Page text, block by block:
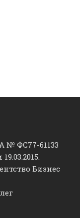
ФС77-61133
Бизнес